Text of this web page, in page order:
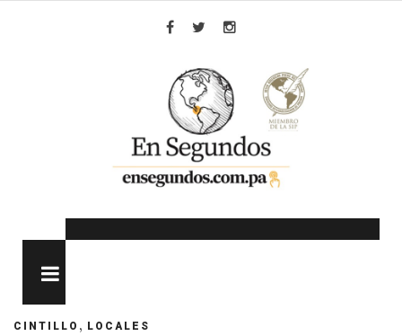
CINTILLO , LOCALES